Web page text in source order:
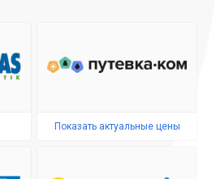
Показать актуальные цены